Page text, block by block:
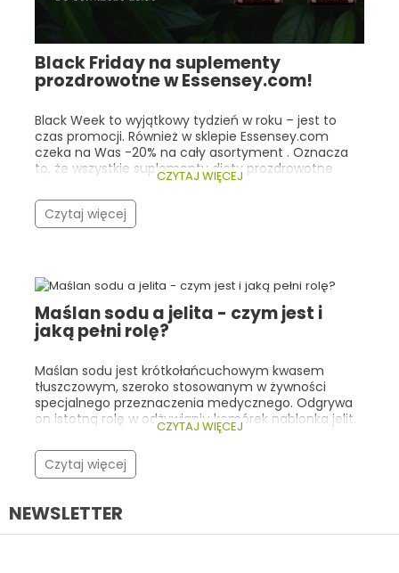
Black Friday na suplementy
prozdrowotne w Essensey.com!
Black Week to wyjątkowy tydzień w roku – jest to
czas promocji. Również w sklepie Essensey.com
czeka na Was -20% na cały asortyment . Oznacza
to, że wszystkie suplementy diety prozdrowotne
kupimy o jedną piątą taniej! Co istotne, nasza
promocja trwa cały tydzień (do 30.11.2025r 23:59), a
nie tylko w trakcie Black Friday! Warto zwrócić
szczególną uwagę na bestsellery Essensey oraz
samopoczucie są bardzo istotne. Zarówno w
Essensey, jak i w innych sklepach z suplementami
prozdrowotnymi, klienci najczęściej wybierają
kolageny, adaptogeny, witaminy/minerały
wspierające odporność oraz kwasy Omega-3 .
Poniżej przedstawiamy najlepsze oferty Black Week
na topowe suplementy w Essensey.com – wraz z ich
cenami promocyjnymi i krótkim opisem właściwości.
CZYTAJ WIĘCEJ
Czytaj więcej
Maślan sodu a jelita - czym jest i
jaką pełni rolę?
Maślan sodu jest krótkołańcuchowym kwasem
tłuszczowym, szeroko stosowanym w żywności
specjalnego przeznaczenia medycznego. Odgrywa
on istotną rolę w odżywianiu komórek nabłonka jelit.
Warto znać jego rolę i źródła, ponieważ może on
stanowić cenne wsparcie w postępowaniu
dietetycznym w zaburzeniach przewodu
pokarmowego.
CZYTAJ WIĘCEJ
Czytaj więcej
NEWSLETTER